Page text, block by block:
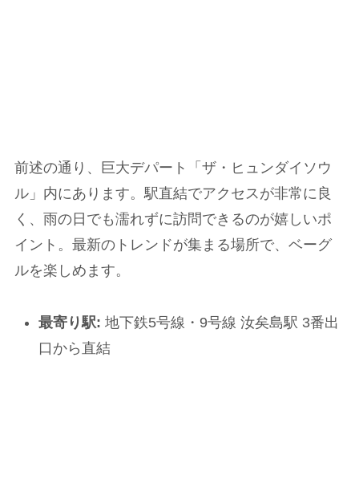
前述の通り、巨大デパート「ザ・ヒュンダイソウ
ル」内にあります。駅直結でアクセスが非常に良
く、雨の日でも濡れずに訪問できるのが嬉しいポ
イント。最新のトレンドが集まる場所で、ベーグ
ルを楽しめます。
最寄り駅: 地下鉄5号線・9号線 汝矣島駅 3番出
口から直結